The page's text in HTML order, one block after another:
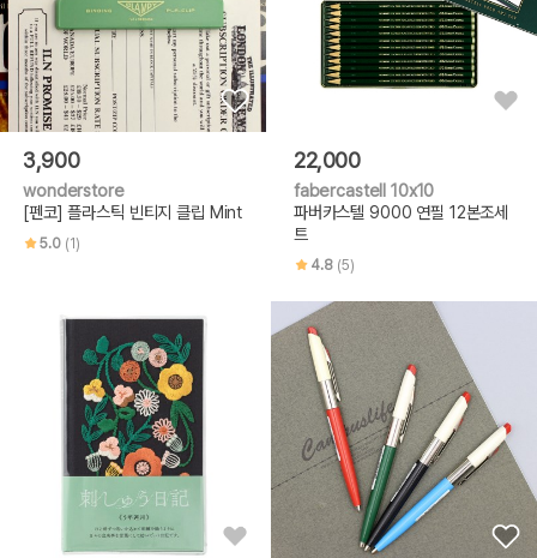
3,900
wonderstore
[펜코] 플라스틱 빈티지 클립 Mint
5.0 (1)
22,000
fabercastell 10x10
파버카스텔 9000 연필 12본조세
트
4.8 (5)